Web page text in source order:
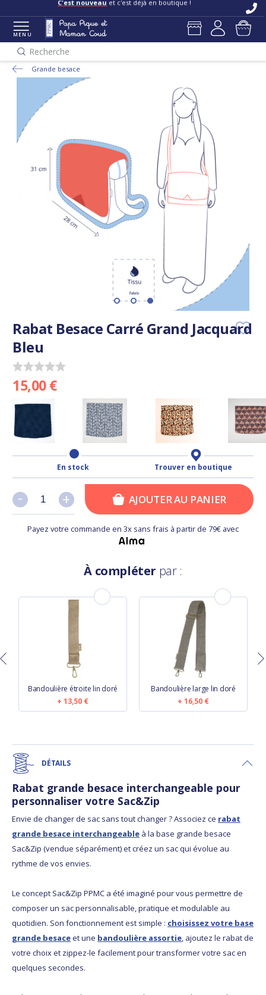
C'est nouveau et c'est déjà en boutique !
MENU
Recherche
Grande besace
Rabat Besace Carré Grand Jacquard
Bleu
15,00 €
En stock Trouver en boutique
+
- +
- AJOUTER AU PANIER
Payez votre commande en 3x sans frais à partir de 79€ avec
À compléter par :
Bandoulière étroite lin doré
13,50 €
Bandoulière large lin doré
16,50 €
DÉTAILS
Rabat grande besace interchangeable pour
personnaliser votre Sac&Zip
Envie de changer de sac sans tout changer ? Associez ce rabat
grande besace interchangeable à la base grande besace
Sac&Zip (vendue séparément) et créez un sac qui évolue au
rythme de vos envies.
Le concept Sac&Zip PPMC a été imaginé pour vous permettre de
composer un sac personnalisable, pratique et modulable au
quotidien. Son fonctionnement est simple : choisissez votre base
grande besaceet une bandoulière assortie, ajoutez le rabat de
votre choix et zippez-le facilement pour transformer votre sac en
quelques secondes.